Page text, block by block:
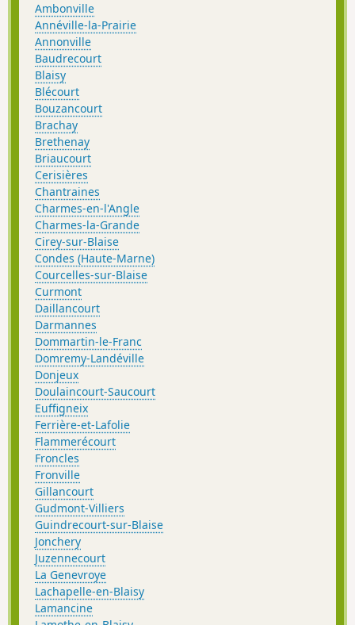
Ambonville
Annéville-la-Prairie
Annonville
Baudrecourt
Blaisy
Blécourt
Bouzancourt
Brachay
Brethenay
Briaucourt
Cerisières
Chantraines
Charmes-en-l'Angle
Charmes-la-Grande
Cirey-sur-Blaise
Condes (Haute-Marne)
Courcelles-sur-Blaise
Curmont
Daillancourt
Darmannes
Dommartin-le-Franc
Domremy-Landéville
Donjeux
Doulaincourt-Saucourt
Euffigneix
Ferrière-et-Lafolie
Flammerécourt
Froncles
Fronville
Gillancourt
Gudmont-Villiers
Guindrecourt-sur-Blaise
Jonchery
Juzennecourt
La Genevroye
Lachapelle-en-Blaisy
Lamancine